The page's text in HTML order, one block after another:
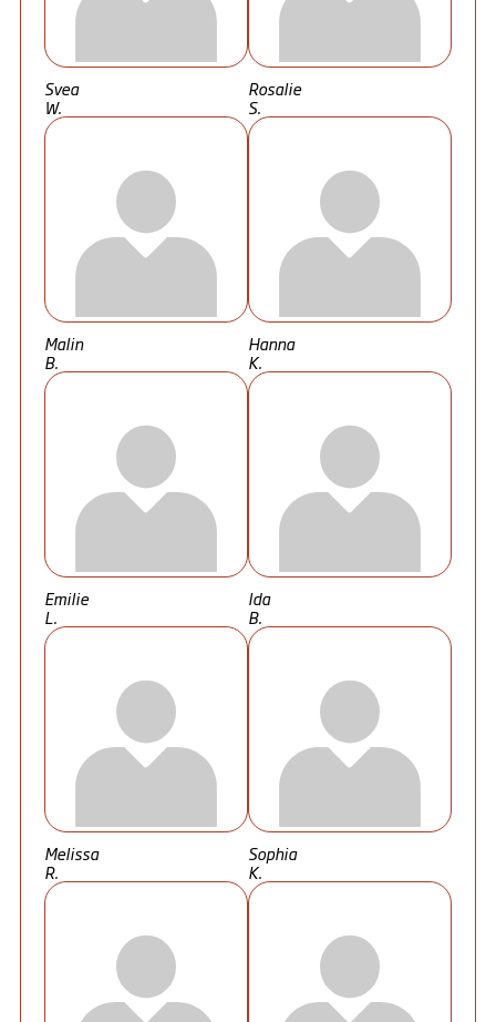
Svea
W.
Rosalie
S.
Malin
B.
Hanna
K.
Emilie
L.
Ida
B.
Melissa
R.
Sophia
K.